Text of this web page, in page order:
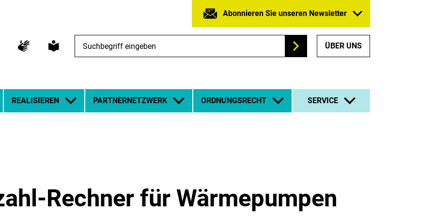
Abonnieren Sie unseren Newsletter
eingeben
Suchen
ÜBER UNS
REALISIEREN PARTNERNETZWERK ORDNUNGSRECHT SERVICE
Rechner für Wärmepumpen